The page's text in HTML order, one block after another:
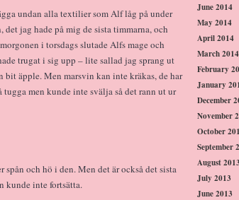
undan alla textilier som Alf låg på under
jag hade på mig de sista timmarna, och
i torsdags slutade Alfs mage och
trugat i sig upp – lite sallad jag sprang ut
äpple. Men marsvin kan inte kräkas, de har
men kunde inte svälja så det rann ut ur
och hö i den. Men det är också det sista
kunde inte fortsätta.
June 2014
May 2014
April 2014
March 2014
February
January
December
November
October
September
August 2013
July 2013
June 2013